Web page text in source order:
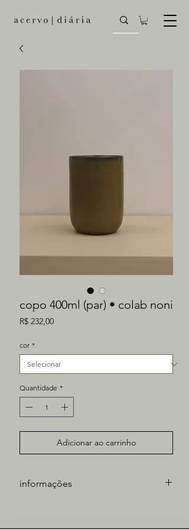
copo 400ml (par) • colab noni
R$ 232,00Preço
cor *
Quantidade *
Adicionar ao carrinho
informações